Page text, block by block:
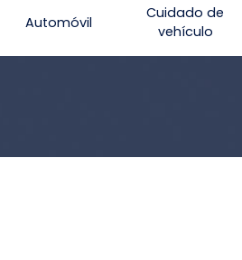
Automóvil
Cuidado de
vehículo